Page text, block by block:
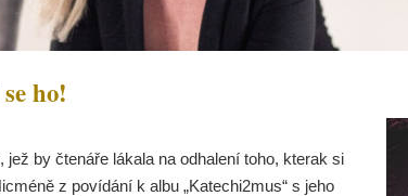
ho!
by čtenáře lákala na odhalení toho, kterak si
z povídání k albu „Katechi2mus“ s jeho